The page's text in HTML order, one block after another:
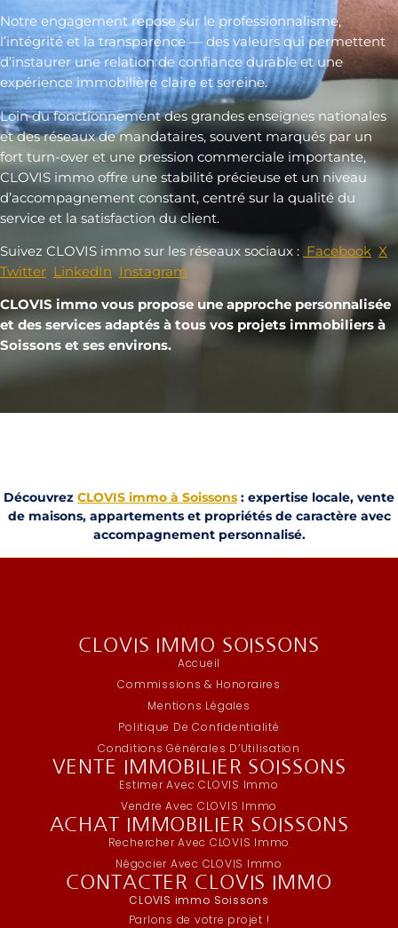
Notre engagement repose sur le professionnalisme,
l’intégrité et la transparence — des valeurs qui permettent
d’instaurer une relation de confiance durable et une
expérience immobilière claire et sereine.
Loin du fonctionnement des grandes enseignes nationales
et des réseaux de mandataires, souvent marqués par un
fort turn-over et une pression commerciale importante,
CLOVIS immo offre une stabilité précieuse et un niveau
d’accompagnement constant, centré sur la qualité du
service et la satisfaction du client.
Suivez CLOVIS immo sur les réseaux sociaux : Facebook X
Twitter LinkedIn Instagram
CLOVIS immo vous propose une approche personnalisée
et des services adaptés à tous vos projets immobiliers à
Soissons et ses environs.
Découvrez CLOVIS immo à Soissons : expertise locale, vente
de maisons, appartements et propriétés de caractère avec
accompagnement personnalisé.
CLOVIS IMMO SOISSONS
Accueil
Commissions & Honoraires
Mentions Légales
Politique De Confidentialité
Conditions Générales D’Utilisation
VENTE IMMOBILIER SOISSONS
Estimer Avec CLOVIS Immo
Vendre Avec CLOVIS Immo
ACHAT IMMOBILIER SOISSONS
Rechercher Avec CLOVIS Immo
Négocier Avec CLOVIS Immo
CONTACTER CLOVIS IMMO
CLOVIS immo Soissons
Parlons de votre projet !